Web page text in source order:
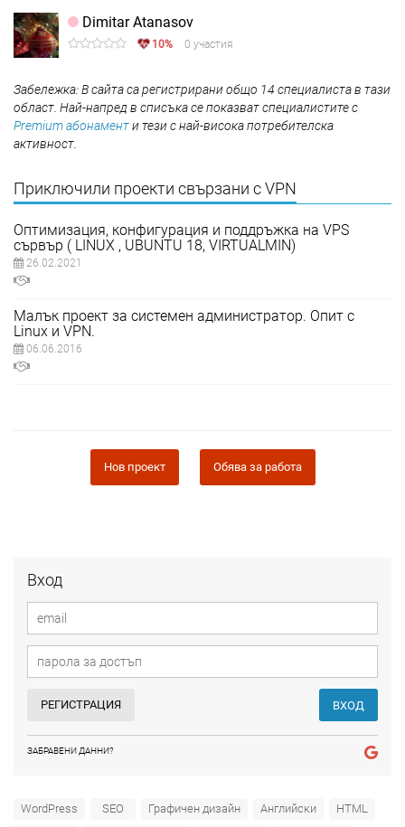
Вход
РЕГИСТРАЦИЯ ВХОД
ЗАБРАВЕНИ ДАННИ?
WordPress SEO Графичен дизайн Английски
HTML
Dimitar Atanasov
10% 0 участия
Забележка: В сайта са регистрирани общо 14 специалиста в тази
област. Най-напред в списъка се показват специалистите с
Premium абонаменти тези с най-висока потребителска
активност.
Приключили проекти свързани с VPN
Оптимизация, конфигурация и поддръжка на VPS
сървър ( LINUX , UBUNTU 18, VIRTUALMIN)
26.02.2021
Малък проект за системен администратор. Опит с
Linux и VPN.
06.06.2016
Нов проект Обява за работа